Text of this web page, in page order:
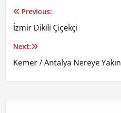
Yazı
gezinmesi
Previous:
İzmir Dikili Çiçekçi
Next:
Kemer / Antalya Nereye Yakın